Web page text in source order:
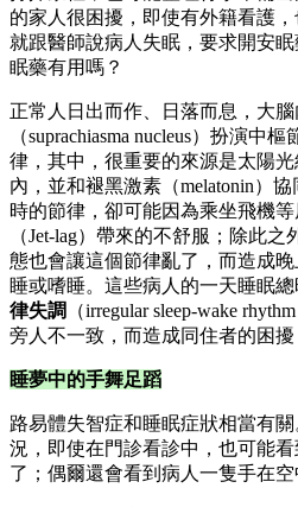
的家人很困擾，即使有外籍看護
就跟醫師說病人失眠，要求開安
眠藥有用嗎？
正常人日出而作、日落而息，大
（suprachiasma nucleus）扮演中
律，其中，很重要的來源是太陽
內，並和褪黑激素（melatonin）
時的節律，卻可能因為乘坐飛機
（Jet-lag）帶來的不舒服；除此
態也會讓這個節律亂了，而造成
睡或嗜睡。這些病人的一天睡眠
律失調
（irregular sleep-wake
旁人不一致，而造成同住者的困擾
睡夢中的手舞足蹈
路易體失智症和睡眠症狀相當有
況，即使在門診看診中，也可能
了；偶爾還會看到病人一隻手在空